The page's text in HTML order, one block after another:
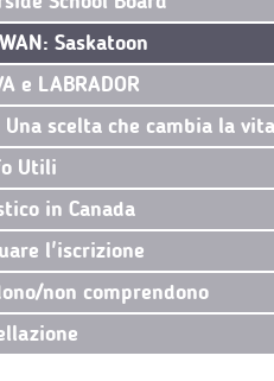
Saskatoon
e LABRADOR
scelta che cambia la vita
Utili
in Canada
l'iscrizione
non comprendono